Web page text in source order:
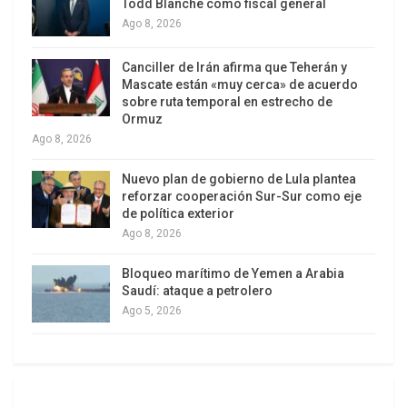
Explicó que, según declaraciones de una
difundidas por el New York Times, en la fuga
están involucrados algunos familiares de
Ostreicher, que aparentemente pretendían darle la
‘Se ha pretendido simular un supuesto secuestro
para evitar un trámite de extradición que podría
activar la Justicia del Estado Plurinacional de
Bolivia’, sustentó.
El Ministro de Gobierno, reveló que la salida del
vuelo de la aerolínea LanChile del aeropuerto de
Todd Blanche como fiscal general
Ago 8, 2026
Canciller de Irán afirma que Teherán y
Mascate están «muy cerca» de acuerdo
sobre ruta temporal en estrecho de
Ormuz
Ago 8, 2026
Nuevo plan de gobierno de Lula plantea
reforzar cooperación Sur-Sur como eje
de política exterior
Ago 8, 2026
Bloqueo marítimo de Yemen a Arabia
Saudí: ataque a petrolero
Ago 5, 2026